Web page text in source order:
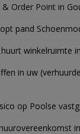
Order Point in
pand
huurt winkelruimte
in uw
op Poolse